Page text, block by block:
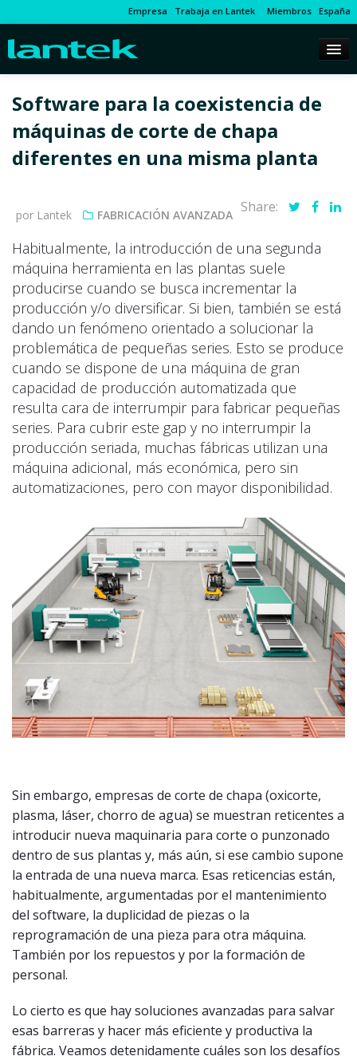
Empresa Trabaja en Lantek Miembros España
Software para la coexistencia de
máquinas de corte de chapa
diferentes en una misma planta
por Lantek FABRICACIÓN AVANZADA Share:
Habitualmente, la introducción de una segunda
máquina herramienta en las plantas suele
producirse cuando se busca incrementar la
producción y/o diversificar. Si bien, también se está
dando un fenómeno orientado a solucionar la
problemática de pequeñas series. Esto se produce
cuando se dispone de una máquina de gran
capacidad de producción automatizada que
resulta cara de interrumpir para fabricar pequeñas
series. Para cubrir este gap y no interrumpir la
producción seriada, muchas fábricas utilizan una
máquina adicional, más económica, pero sin
automatizaciones, pero con mayor disponibilidad.
Sin embargo, empresas de corte de chapa (oxicorte,
plasma, láser, chorro de agua) se muestran reticentes a
introducir nueva maquinaria para corte o punzonado
dentro de sus plantas y, más aún, si ese cambio supone
la entrada de una nueva marca. Esas reticencias están,
habitualmente, argumentadas por el mantenimiento
del software, la duplicidad de piezas o la
reprogramación de una pieza para otra máquina.
También por los repuestos y por la formación de
personal.
Lo cierto es que hay soluciones avanzadas para salvar
esas barreras y hacer más eficiente y productiva la
fábrica. Veamos detenidamente cuáles son los desafíos